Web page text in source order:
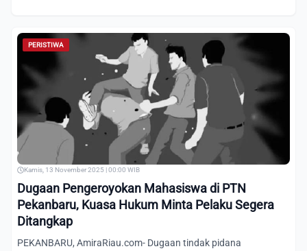
PERISTIWA
Kamis, 13 November 2025 | 00:00 WIB
Dugaan Pengeroyokan Mahasiswa di PTN
Pekanbaru, Kuasa Hukum Minta Pelaku Segera
Ditangkap
PEKANBARU, AmiraRiau.com- Dugaan tindak pidana